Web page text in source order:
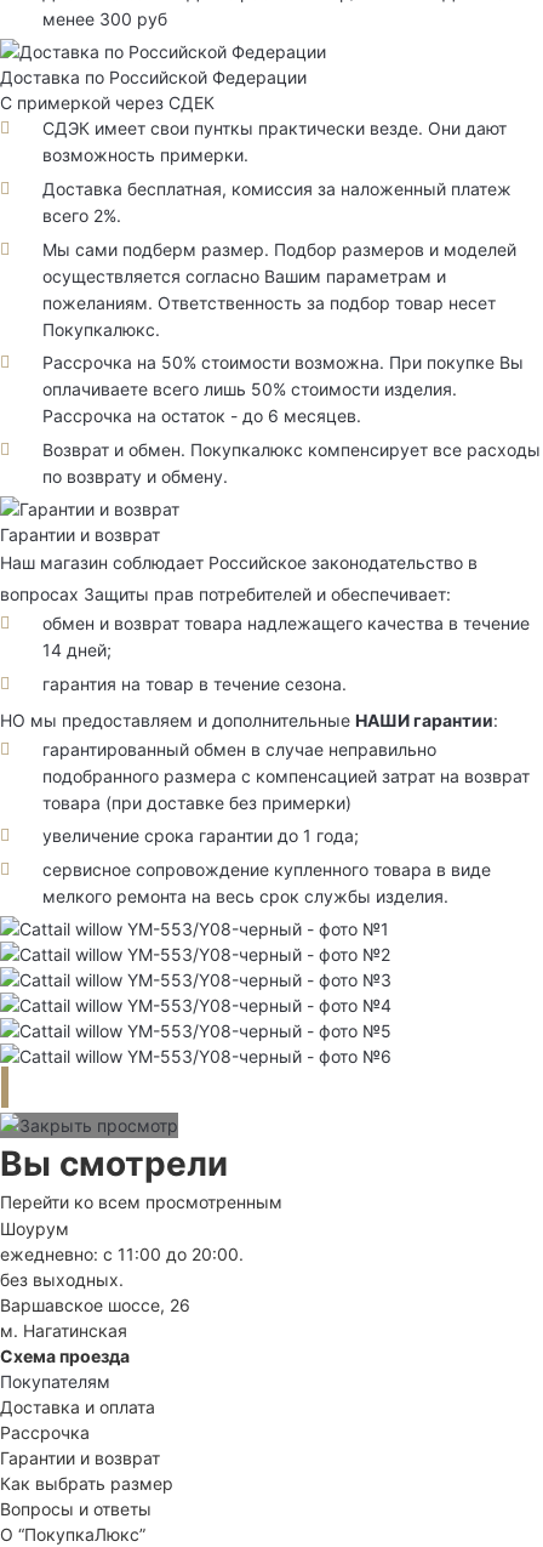
менее 300 руб
Доставка по Российской Федерации
С примеркой через СДЕК
СДЭК имеет свои пунткы практически везде. Они дают
возможность примерки.
Доставка бесплатная, комиссия за наложенный платеж
всего 2%.
Мы сами подберм размер. Подбор размеров и моделей
осуществляется согласно Вашим параметрам и
пожеланиям. Ответственность за подбор товар несет
Покупкалюкс.
Рассрочка на 50% стоимости возможна. При покупке Вы
оплачиваете всего лишь 50% стоимости изделия.
Рассрочка на остаток - до 6 месяцев.
Возврат и обмен. Покупкалюкс компенсирует все расходы
по возврату и обмену.
Гарантии и возврат
Наш магазин соблюдает Российское законодательство в
вопросах Защиты прав потребителей и обеспечивает:
обмен и возврат товара надлежащего качества в течение
14 дней;
гарантия на товар в течение сезона.
НО мы предоставляем и дополнительные НАШИ гарантии:
гарантированный обмен в случае неправильно
подобранного размера с компенсацией затрат на возврат
товара (при доставке без примерки)
увеличение срока гарантии до 1 года;
сервисное сопровождение купленного товара в виде
мелкого ремонта на весь срок службы изделия.
Вы смотрели
Перейти ко всем просмотренным
Шоурум
ежедневно: с 11:00 до 20:00.
без выходных.
Варшавское шоссе, 26
м. Нагатинская
Схема проезда
Покупателям
Доставка и оплата
Рассрочка
Гарантии и возврат
Как выбрать размер
Вопросы и ответы
О “ПокупкаЛюкс”